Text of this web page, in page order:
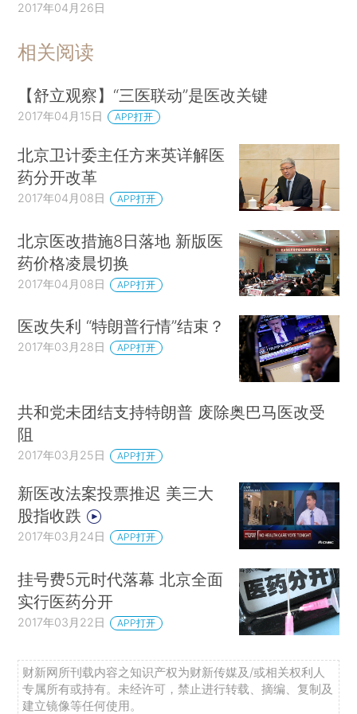
2017年04月26日
相关阅读
【舒立观察】“三医联动”是医改关键
2017年04月15日 APP打开
北京卫计委主任方来英详解医
药分开改革
2017年04月08日 APP打开
北京医改措施8日落地 新版医
药价格凌晨切换
2017年04月08日 APP打开
医改失利 “特朗普行情”结束？
2017年03月28日 APP打开
共和党未团结支持特朗普 废除奥巴马医改受
阻
2017年03月25日 APP打开
新医改法案投票推迟 美三大
股指收跌
2017年03月24日 APP打开
挂号费5元时代落幕 北京全面
实行医药分开
2017年03月22日 APP打开
财新网所刊载内容之知识产权为财新传媒及/或相关权利人
专属所有或持有。未经许可，禁止进行转载、摘编、复制及
建立镜像等任何使用。